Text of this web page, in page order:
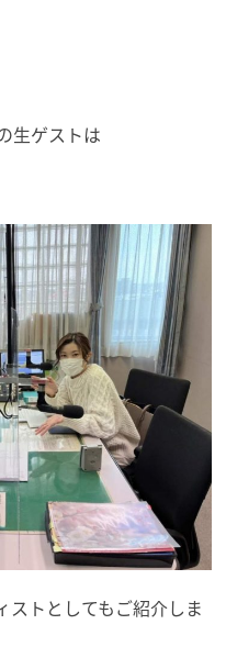
生ゲストは
ストとしてもご紹介しま